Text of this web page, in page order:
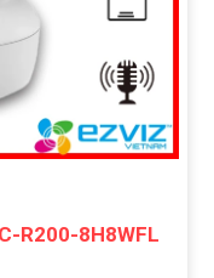
R200-8H8WFL